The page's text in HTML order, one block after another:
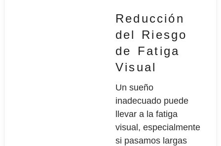
Reducción
del Riesgo
de Fatiga
Visual
Un sueño
inadecuado puede
llevar a la fatiga
visual, especialmente
si pasamos largas